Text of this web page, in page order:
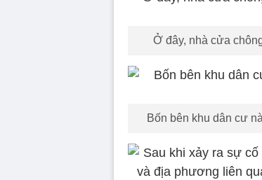
Ở đây, nhà cửa
Bốn bên khu dân cư